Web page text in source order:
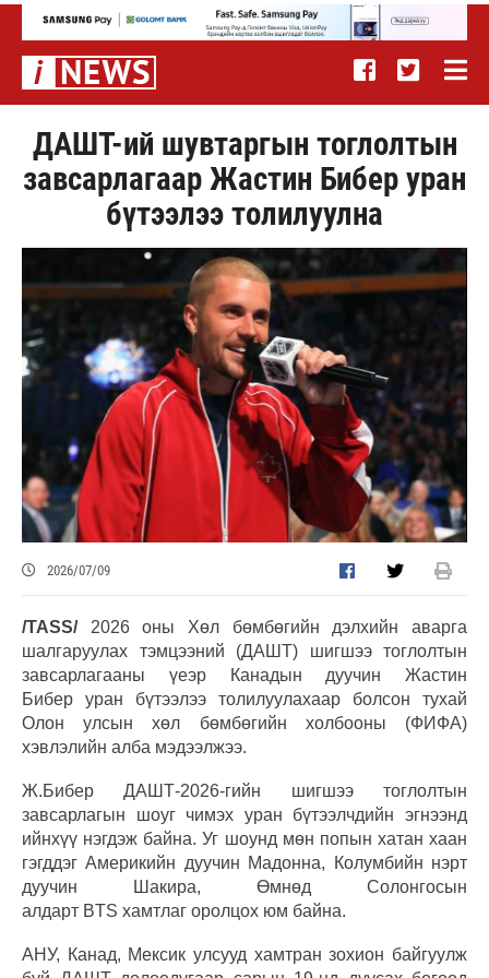
ДАШТ-ий шувтаргын тоглолтын
завсарлагаар Жастин Бибер уран
бүтээлээ толилуулна
2026/07/09
/TASS/ 2026 оны Хөл бөмбөгийн дэлхийн аварга
шалгаруулах тэмцээний (ДAШТ) шигшээ тоглолтын
завсарлагааны үеэр Канадын дуучин Жастин
Бибер уран бүтээлээ толилуулахаар болсон тухай
Олон улсын хөл бөмбөгийн холбооны (ФИФА)
хэвлэлийн алба мэдээлжээ.
Ж.Бибер ДАШТ-2026-гийн шигшээ тоглолтын
завсарлагын шоуг чимэх уран бүтээлчдийн эгнээнд
ийнхүү нэгдэж байна. Уг шоунд мөн попын хатан хаан
гэгддэг Америкийн дуучин Мадонна, Колумбийн нэрт
дуучин Шакира, Өмнөд Солонгосын
алдарт BTS хамтлаг оролцох юм байна.
АНУ, Канад, Мексик улсууд хамтран зохион байгуулж